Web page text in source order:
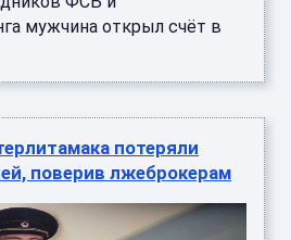
мужчина открыл счёт в
потеряли
поверив лжеброкерам